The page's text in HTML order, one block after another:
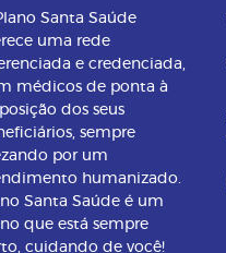
Santa Saúde
uma rede
e credenciada,
médicos de ponta à
dos seus
sempre
por um
humanizado.
Santa Saúde é um
que está sempre
cuidando de você!